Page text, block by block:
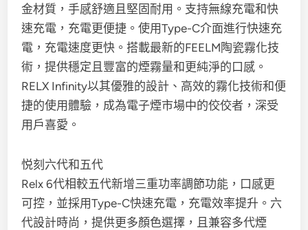
金材質，手感舒適且堅固耐用。支持無線充電和快
速充電，充電更便捷。使用Type-C介面進行快速充
電，充電速度更快。搭載最新的FEELM陶瓷霧化技
術，提供穩定且豐富的煙霧量和更純淨的口感。
RELX Infinity以其優雅的設計、高效的霧化技術和便
捷的使用體驗，成為電子煙市場中的佼佼者，深受
用戶喜愛。
悦刻六代和五代
Relx 6代相較五代新增三重功率調節功能，口感更
可控，並採用Type-C快速充電，充電效率提升。六
代設計時尚，提供更多顏色選擇，且兼容多代煙